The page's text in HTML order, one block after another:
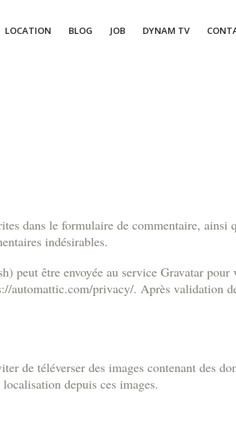
LOCATION BLOG JOB DYNAM TV
dans le formulaire de commentaire, ainsi
indésirables.
peut être envoyée au service Gravatar
automattic.com/privacy/. Après validation
de téléverser des images contenant des
depuis ces images.